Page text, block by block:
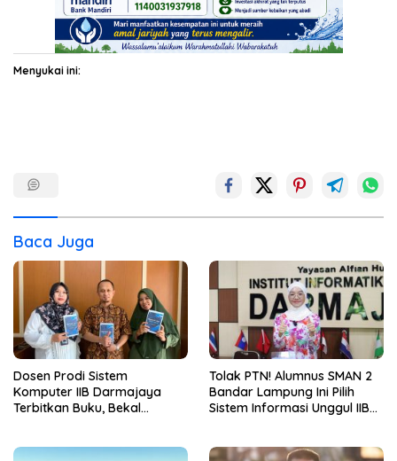
Menyukai ini:
Baca Juga
Dosen Prodi Sistem
Komputer IIB Darmajaya
Terbitkan Buku, Bekal
Tolak PTN! Alumnus SMAN 2
Bandar Lampung Ini Pilih
Sistem Informasi Unggul IIB